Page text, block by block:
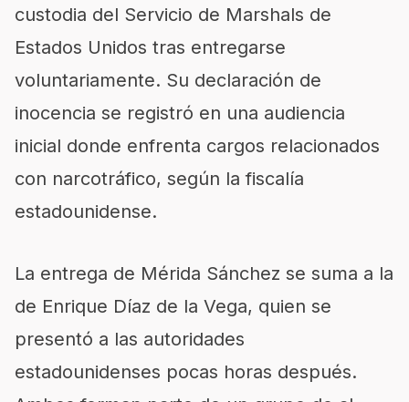
custodia del Servicio de Marshals de
Estados Unidos tras entregarse
voluntariamente. Su declaración de
inocencia se registró en una audiencia
inicial donde enfrenta cargos relacionados
con narcotráfico, según la fiscalía
estadounidense.
La entrega de Mérida Sánchez se suma a la
de Enrique Díaz de la Vega, quien se
presentó a las autoridades
estadounidenses pocas horas después.